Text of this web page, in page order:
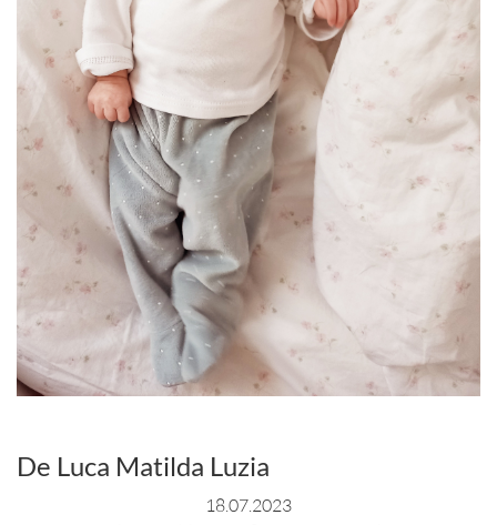
De Luca Matilda Luzia
18.07.2023